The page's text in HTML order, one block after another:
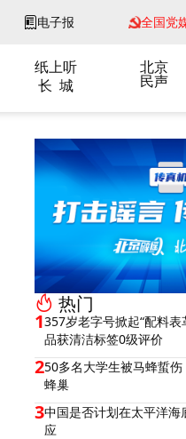
电子报 全国党
纸上听
长 城
北京
民声
热门
1357岁老字号掀起“配料
品获清洁标签0级评价
250多名大学生被马蜂蜇
蜂巢
3中国是否计划在太平洋海
应